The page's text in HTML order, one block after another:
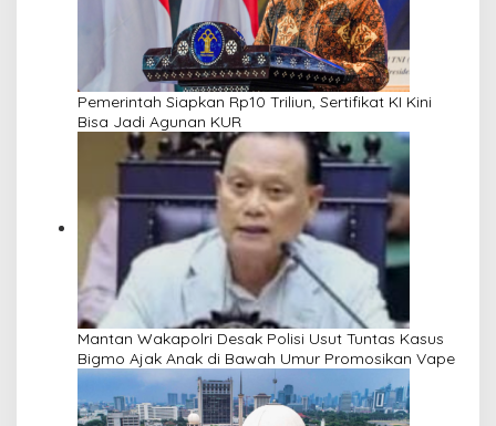
Pemerintah Siapkan Rp10 Triliun, Sertifikat KI Kini
Bisa Jadi Agunan KUR
Mantan Wakapolri Desak Polisi Usut Tuntas Kasus
Bigmo Ajak Anak di Bawah Umur Promosikan Vape